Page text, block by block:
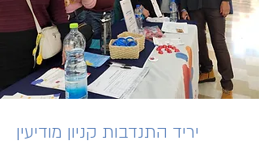
יריד התנדבות קניון מודיעין